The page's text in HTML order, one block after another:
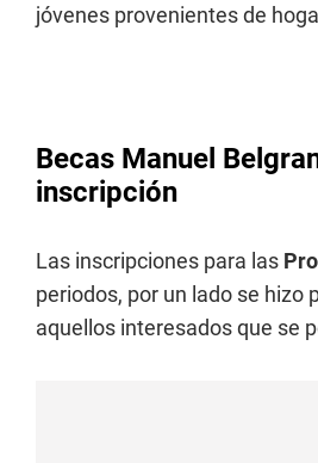
jóvenes provenientes de
Becas Manuel
inscripción
Las inscripciones para las
periodos, por un lado se hizo
aquellos interesados que se